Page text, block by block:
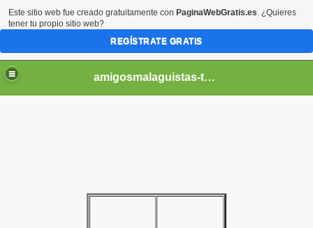
amigosmalaguistas-temporadas
Este sitio web fue creado gratuitamente con PaginaWebGratis.es. ¿Quieres
tener tu propio sitio web?
REGÍSTRATE GRATIS